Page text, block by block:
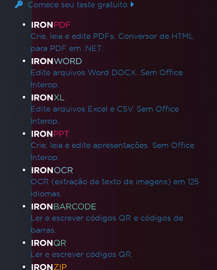
Comece seu teste gratuito
Links de produtos
Crie, leia e edite PDFs. Conversor de HTML
para PDF em .NET.
Edite arquivos Word DOCX. Sem Office
Interop.
Edite arquivos Excel e CSV. Sem Office
Interop.
Crie, leia e edite apresentações. Sem Office
Interop.
OCR (extração de texto de imagens) em 125
idiomas.
Ler e escrever códigos QR e códigos de
barras.
Ler e escrever códigos QR.